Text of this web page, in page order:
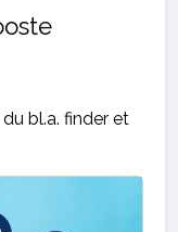
bl.a. finder et